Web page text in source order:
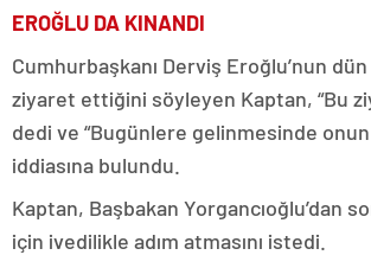
EROĞLU DA KINANDI
Cumhurbaşkanı Derviş Eroğlu’nun dün
ziyaret ettiğini söyleyen Kaptan, “Bu
dedi ve “Bugünlere gelinmesinde
iddiasına bulundu.
Kaptan, Başbakan Yorgancıoğlu’dan
için ivedilikle adım atmasını istedi.